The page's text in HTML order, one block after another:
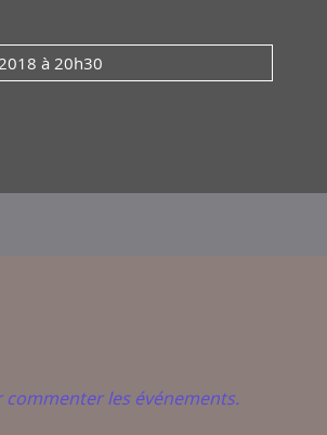
à 20h30
les événements.